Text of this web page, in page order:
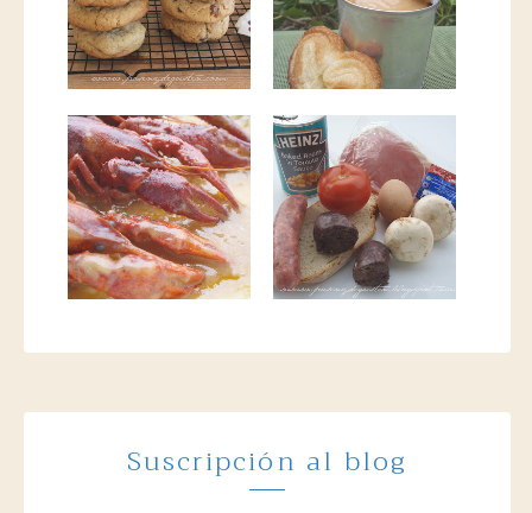
Suscripción al blog